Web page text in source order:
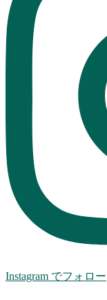
Instagram でフォロー